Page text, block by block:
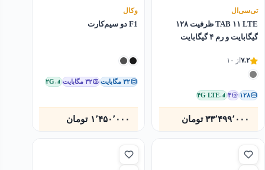
تی‌سی‌ال
TAB ۱۱ LTE ظرفیت ۱۲۸
گیگابایت و رم ۴ گیگابایت
۷.۲ از ۱۰
۱۲۸ ۴ ۴G LTE
۳۳٬۴۹۹٬۰۰۰ تومان
وکال
F1 دو سیم‌کارت
۳۲ مگابایت ۳۲ مگابایت ۲G
۱٬۴۵۰٬۰۰۰ تومان